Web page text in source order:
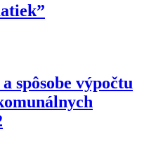
spôsobe výpočtu